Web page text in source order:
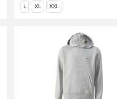
L XL XXL